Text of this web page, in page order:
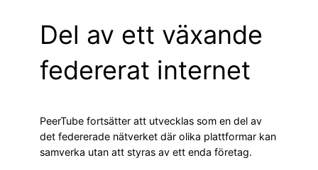
Del av ett växande
federerat internet
PeerTube fortsätter att utvecklas som en del av
det federerade nätverket där olika plattformar kan
samverka utan att styras av ett enda företag.